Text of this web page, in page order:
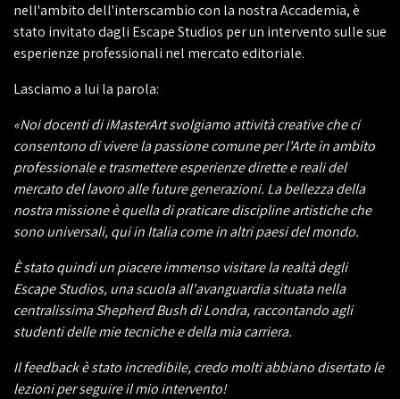
nell'ambito dell'interscambio con la nostra Accademia, è
stato invitato dagli Escape Studios per un intervento sulle sue
esperienze professionali nel mercato editoriale.
Lasciamo a lui la parola:
«Noi docenti di iMasterArt svolgiamo attività creative che ci
consentono di vivere la passione comune per l'Arte in ambito
professionale e trasmettere esperienze dirette e reali del
mercato del lavoro alle future generazioni. La bellezza della
nostra missione è quella di praticare discipline artistiche che
sono universali, qui in Italia come in altri paesi del mondo.
È stato quindi un piacere immenso visitare la realtà degli
Escape Studios, una scuola all'avanguardia situata nella
centralissima Shepherd Bush di Londra, raccontando agli
studenti delle mie tecniche e della mia carriera.
Il feedback è stato incredibile, credo molti abbiano disertato le
lezioni per seguire il mio intervento!